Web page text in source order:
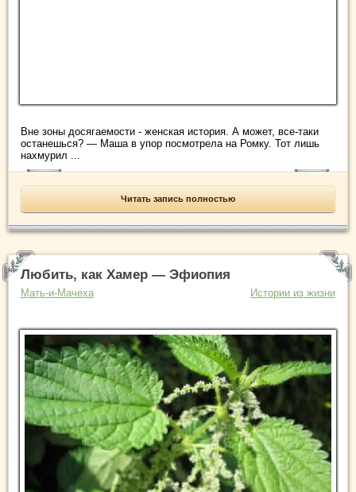
Вне зоны досягаемости - женская история. А может, все-таки
останешься? — Маша в упор посмотрела на Ромку. Тот лишь
нахмурил ...
Читать запись полностью
Любить, как Хамер — Эфиопия
Мать-и-Мачеха Истории из жизни